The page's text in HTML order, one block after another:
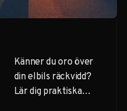
Känner du oro över
din elbils räckvidd?
Lär dig praktiska